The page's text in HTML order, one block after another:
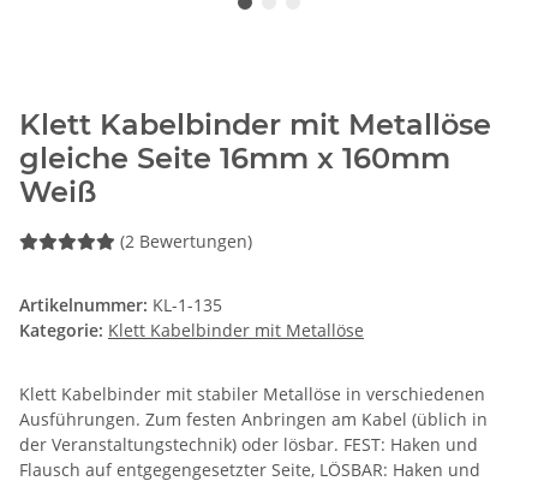
Klett Kabelbinder mit Metallöse
gleiche Seite 16mm x 160mm
Weiß
(2 Bewertungen)
Artikelnummer: KL-1-135
Kategorie: Klett Kabelbinder mit Metallöse
Klett Kabelbinder mit stabiler Metallöse in verschiedenen
Ausführungen. Zum festen Anbringen am Kabel (üblich in
der Veranstaltungstechnik) oder lösbar. FEST: Haken und
Flausch auf entgegengesetzter Seite, LÖSBAR: Haken und